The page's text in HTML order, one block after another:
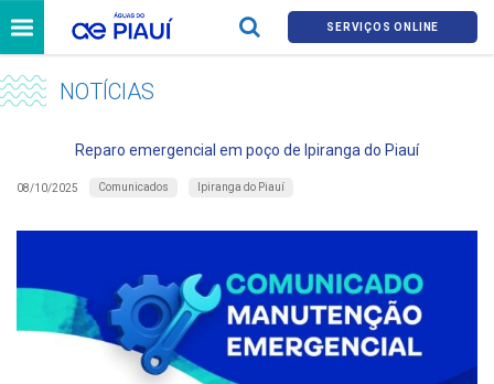
SERVIÇOS ONLINE
NOTÍCIAS
Reparo emergencial em poço de Ipiranga do Piauí
08/10/2025 Comunicados Ipiranga do Piauí